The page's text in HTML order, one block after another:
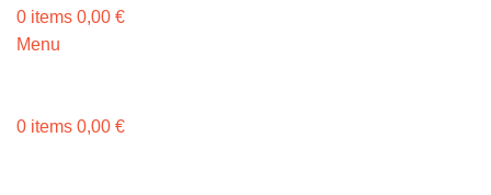
0 items 0,00 €
Menu
0 items 0,00 €